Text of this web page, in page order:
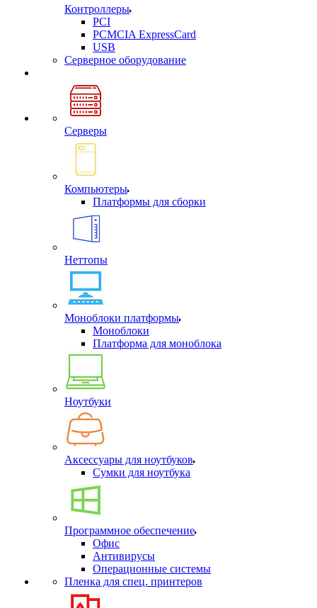
Контроллеры
PCI
PCMCIA ExpressCard
USB
Cерверное оборудование
Серверы
Компьютеры
Платформы для сборки
Неттопы
Моноблоки платформы
Моноблоки
Платформа для моноблока
Ноутбуки
Аксессуары для ноутбуков
Сумки для ноутбука
Программное обеспечение
Офис
Антивирусы
Операционные системы
Пленка для спец. принтеров